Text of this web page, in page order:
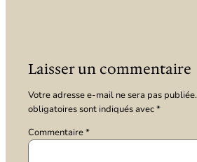
Laisser un commentaire
Votre adresse e-mail ne sera pas publiée.
obligatoires sont indiqués avec*
Commentaire*